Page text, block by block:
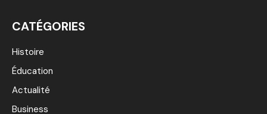
CATÉGORIES
Histoire
Éducation
Actualité
Business